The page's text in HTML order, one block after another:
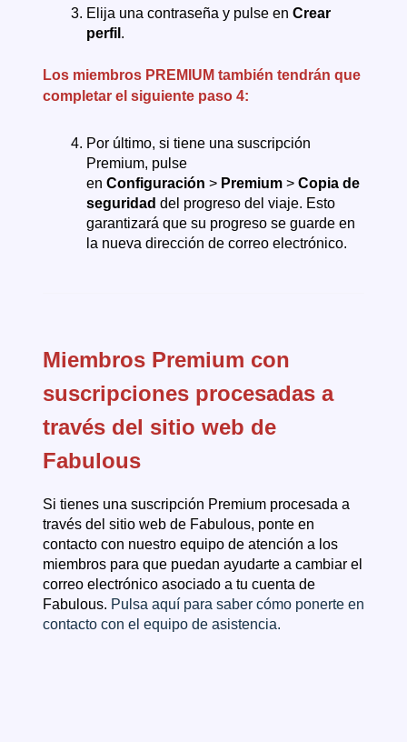
Elija una contraseña y pulse en Crear
perfil .
Los miembros PREMIUM también tendrán que
completar el siguiente paso 4:
Por último, si tiene una suscripción
Premium, pulse
en Configuración > Premium > Copia de
seguridad del progreso del viaje. Esto
garantizará que su progreso se guarde en
la nueva dirección de correo electrónico.
Miembros Premium con
suscripciones procesadas a
través del sitio web de
Fabulous
Si tienes una suscripción Premium procesada a
través del sitio web de Fabulous, ponte en
contacto con nuestro equipo de atención a los
miembros para que puedan ayudarte a cambiar el
correo electrónico asociado a tu cuenta de
Fabulous. Pulsa aquí para saber cómo ponerte en
contacto con el equipo de asistencia.